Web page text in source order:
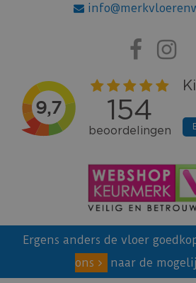
Ergens anders de vloer
ons
naar de